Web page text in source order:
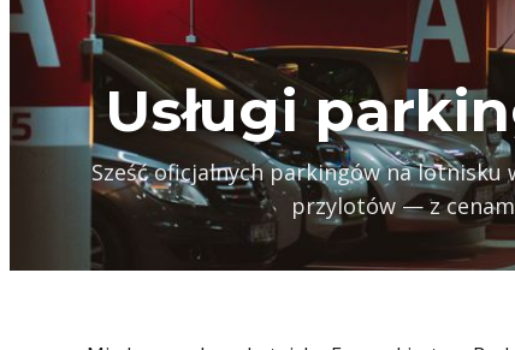
Usługi
Sześć oficjalnych parkingów na
przylotów — z